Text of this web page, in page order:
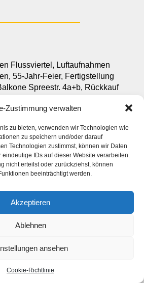
Zustimmung verwalten
zu bieten, verwenden wir Technologien wie
zu speichern und/oder darauf
Technologien zustimmst, können wir Daten
IDs auf dieser Website verarbeiten.
nicht erteilst oder zurückziehst, können
beeinträchtigt werden.
Akzeptieren
Ablehnen
ansehen
Cookie-Richtlinie
Flussviertel, Luftaufnahmen
55-Jahr-Feier, Fertigstellung
Spreestr. 4a+b, Rückkauf
Ruhlsdorfer Platz
c, Fertigstellung und
neu geschaffenen PKW-
6 und Gustl-Sandtner-
der Umrüstung der
Fertigstellung und
im Anbau der
Heizungs- und
ehemaligen GEWOBA, Beginn
von Kelleraussenwänden und
Wohnstadt” sugsessive nach